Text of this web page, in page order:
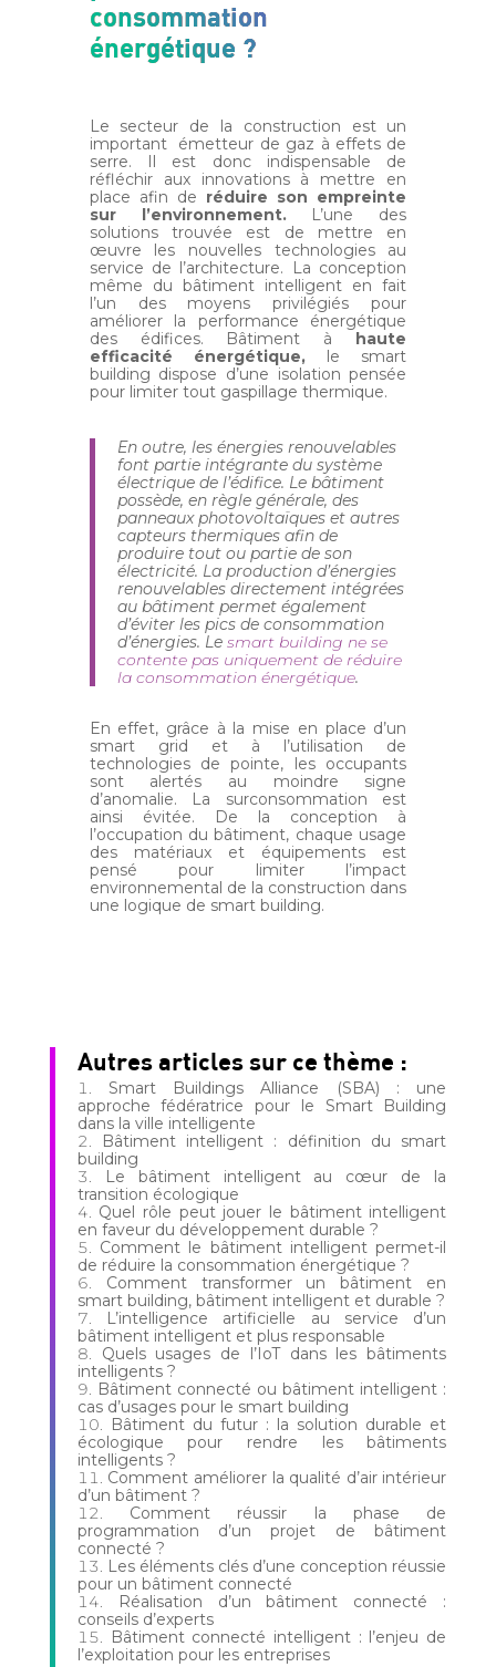
consommation
énergétique ?
Le secteur de la construction est un
important émetteur de gaz à effets de
serre. Il est donc indispensable de
réfléchir aux innovations à mettre en
place afin de réduire son empreinte
sur l’environnement.L’une des
solutions trouvée est de mettre en
œuvre les nouvelles technologies au
service de l’architecture. La conception
même du bâtiment intelligent en fait
l’un des moyens privilégiés pour
améliorer la performance énergétique
des édifices. Bâtiment à
haute
efficacité énergétique,le smart
building dispose d’une isolation pensée
pour limiter tout gaspillage thermique.
En outre, les énergies renouvelables
font partie intégrante du système
électrique de l’édifice. Le bâtiment
possède, en règle générale, des
panneaux photovoltaïques et autres
capteurs thermiques afin de
produire tout ou partie de son
électricité. La production d’énergies
renouvelables directement intégrées
au bâtiment permet également
d’éviter les pics de consommation
d’énergies. Le smart building ne se
contente pas uniquement de réduire
la consommation énergétique.
En effet, grâce à la mise en place d’un
smart grid et à l’utilisation de
technologies de pointe, les occupants
sont alertés au moindre signe
d’anomalie. La surconsommation est
ainsi évitée. De la conception à
l’occupation du bâtiment, chaque usage
des matériaux et équipements est
pensé pour limiter l’impact
environnemental de la construction dans
une logique de smart building.
Autres articles sur ce thème :
Smart Buildings Alliance (SBA) : une
approche fédératrice pour le Smart Building
dans la ville intelligente
Bâtiment intelligent : définition du smart
building
Le bâtiment intelligent au cœur de la
transition écologique
Quel rôle peut jouer le bâtiment intelligent
en faveur du développement durable ?
Comment le bâtiment intelligent permet-il
de réduire la consommation énergétique ?
Comment transformer un bâtiment en
smart building, bâtiment intelligent et durable ?
L’intelligence artificielle au service d’un
bâtiment intelligent et plus responsable
Quels usages de l’IoT dans les bâtiments
intelligents ?
Bâtiment connecté ou bâtiment intelligent :
cas d’usages pour le smart building
Bâtiment du futur : la solution durable et
écologique pour rendre les bâtiments
intelligents ?
Comment améliorer la qualité d’air intérieur
d’un bâtiment ?
Comment réussir la phase de
programmation d’un projet de bâtiment
connecté ?
Les éléments clés d’une conception réussie
pour un bâtiment connecté
Réalisation d’un bâtiment connecté :
conseils d’experts
Bâtiment connecté intelligent : l’enjeu de
l’exploitation pour les entreprises